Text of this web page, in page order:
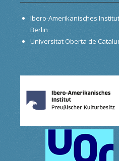
Ibero-Amerikanisches
Berlin
Universitat Oberta de